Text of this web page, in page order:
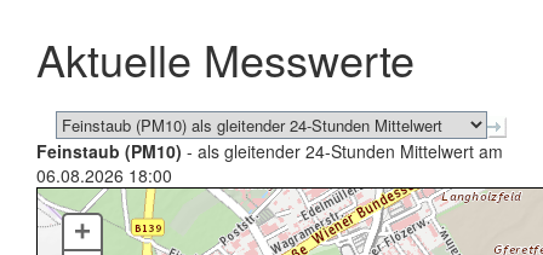
schließen
Aktuelle Messwerte
Feinstaub (PM10) - als gleitender 24-Stunden Mittelwert am
06.08.2026 18:00
+